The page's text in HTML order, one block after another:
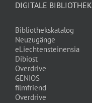
DIGITALE BIBLIOTHEK
Bibliothekskatalog
Neuzugänge
eLiechtensteinensia
Dibiost
Overdrive
GENIOS
filmfriend
Overdrive